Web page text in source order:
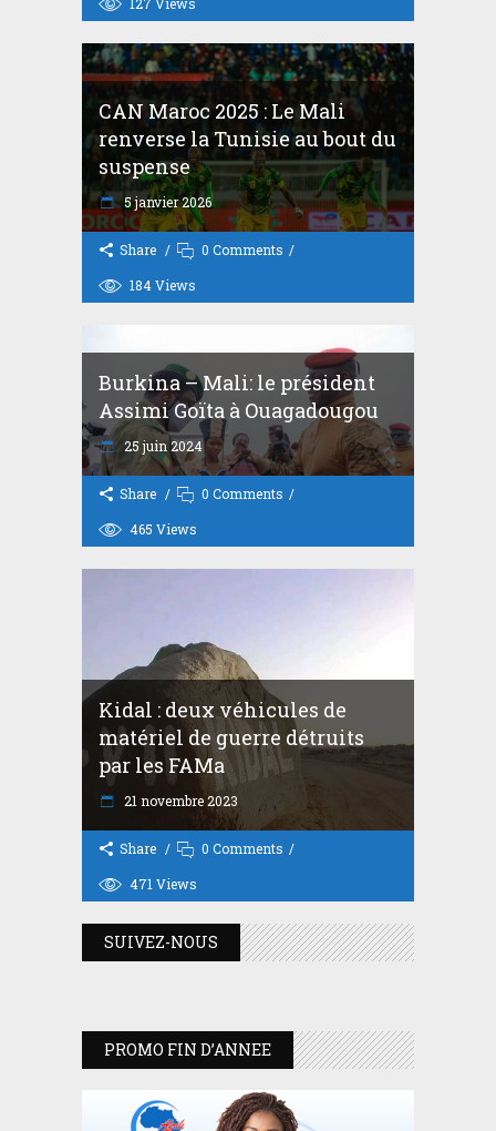
CAN Maroc 2025 : Le Mali
renverse la Tunisie au bout du
suspense
5 janvier 2026
Share
0 Comments
184Views
Burkina – Mali: le président
Assimi Goïta à Ouagadougou
25 juin 2024
Share
0 Comments
465 Views
Kidal : deux véhicules de
matériel de guerre détruits
par les FAMa
21 novembre 2023
Share
0 Comments
471 Views
SUIVEZ-NOUS
PROMO FIN D’ANNEE